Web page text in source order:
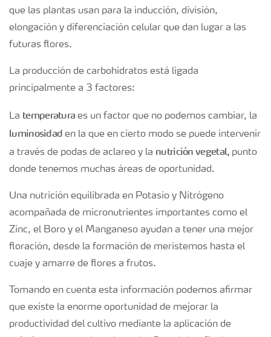
que las plantas usan para la inducción, división,
elongación y diferenciación celular que dan lugar a las
futuras flores.
La producción de carbohidratos está ligada
principalmente a 3 factores:
La temperatura es un factor que no podemos cambiar, la
luminosidad en la que en cierto modo se puede intervenir
a través de podas de aclareo y la nutrición vegetal, punto
donde tenemos muchas áreas de oportunidad.
Una nutrición equilibrada en Potasio y Nitrógeno
acompañada de micronutrientes importantes como el
Zinc, el Boro y el Manganeso ayudan a tener una mejor
floración, desde la formación de meristemos hasta el
cuaje y amarre de flores a frutos.
Tomando en cuenta esta información podemos afirmar
que existe la enorme oportunidad de mejorar la
productividad del cultivo mediante la aplicación de